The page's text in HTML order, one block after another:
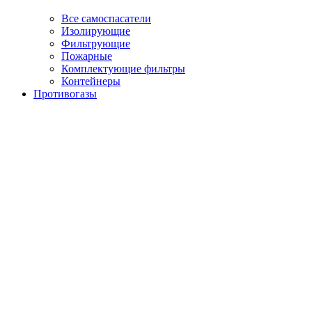
Все самоспасатели
Изолирующие
Фильтрующие
Пожарные
Комплектующие фильтры
Контейнеры
Противогазы